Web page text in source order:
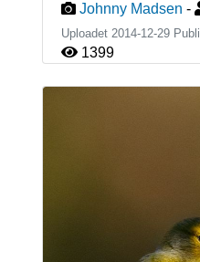
Johnny Madsen -
Uploadet 2014-12-29
1399